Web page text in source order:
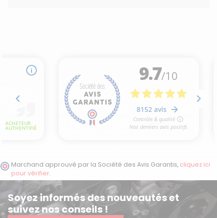
Marchand approuvé par la Société des Avis Garantis, cliquez ici
pour vérifier.
Soyez informés des nouveautés et
suivez nos conseils !